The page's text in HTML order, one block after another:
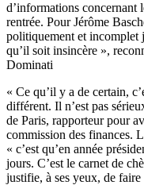
d’informations concernant
rentrée. Pour Jérôme
politiquement et incomplet
qu’il soit insincère »,
Dominati
« Ce qu’il y a de certain,
différent. Il n’est pas
de Paris, rapporteur pour
commission des finances.
« c’est qu’en année
jours. C’est le carnet de
justifie, à ses yeux, de faire